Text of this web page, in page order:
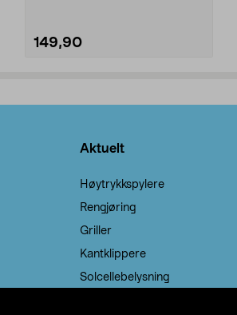
149,90
Aktuelt
Høytrykkspylere
Rengjøring
Griller
Kantklippere
Solcellebelysning